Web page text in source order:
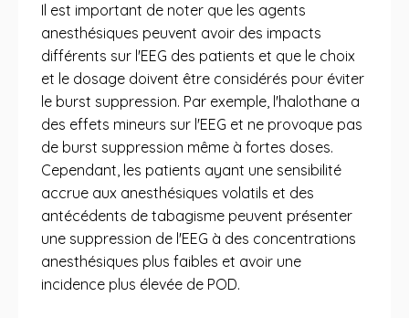
Il est important de noter que les agents
anesthésiques peuvent avoir des impacts
différents sur l'EEG des patients et que le choix
et le dosage doivent être considérés pour éviter
le burst suppression. Par exemple, l'halothane a
des effets mineurs sur l'EEG et ne provoque pas
de burst suppression même à fortes doses.
Cependant, les patients ayant une sensibilité
accrue aux anesthésiques volatils et des
antécédents de tabagisme peuvent présenter
une suppression de l'EEG à des concentrations
anesthésiques plus faibles et avoir une
incidence plus élevée de POD.